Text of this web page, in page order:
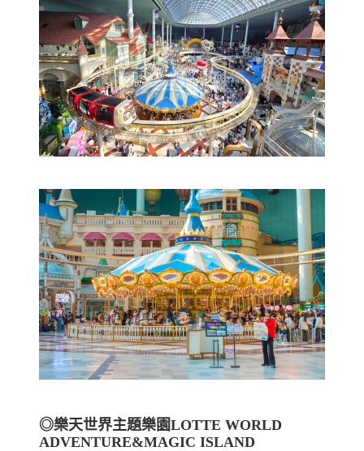
◎樂天世界主題樂園LOTTE WORLD
ADVENTURE&MAGIC ISLAND